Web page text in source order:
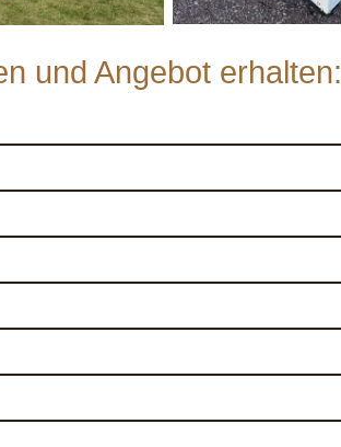
und Angebot erhalten: